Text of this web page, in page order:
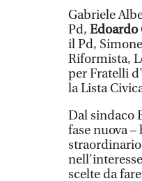
Gabriele
Pd, Edoardo
il Pd,
Riformista,
per Fratelli
la Lista
Dal sindaco
fase nuova
scelte da